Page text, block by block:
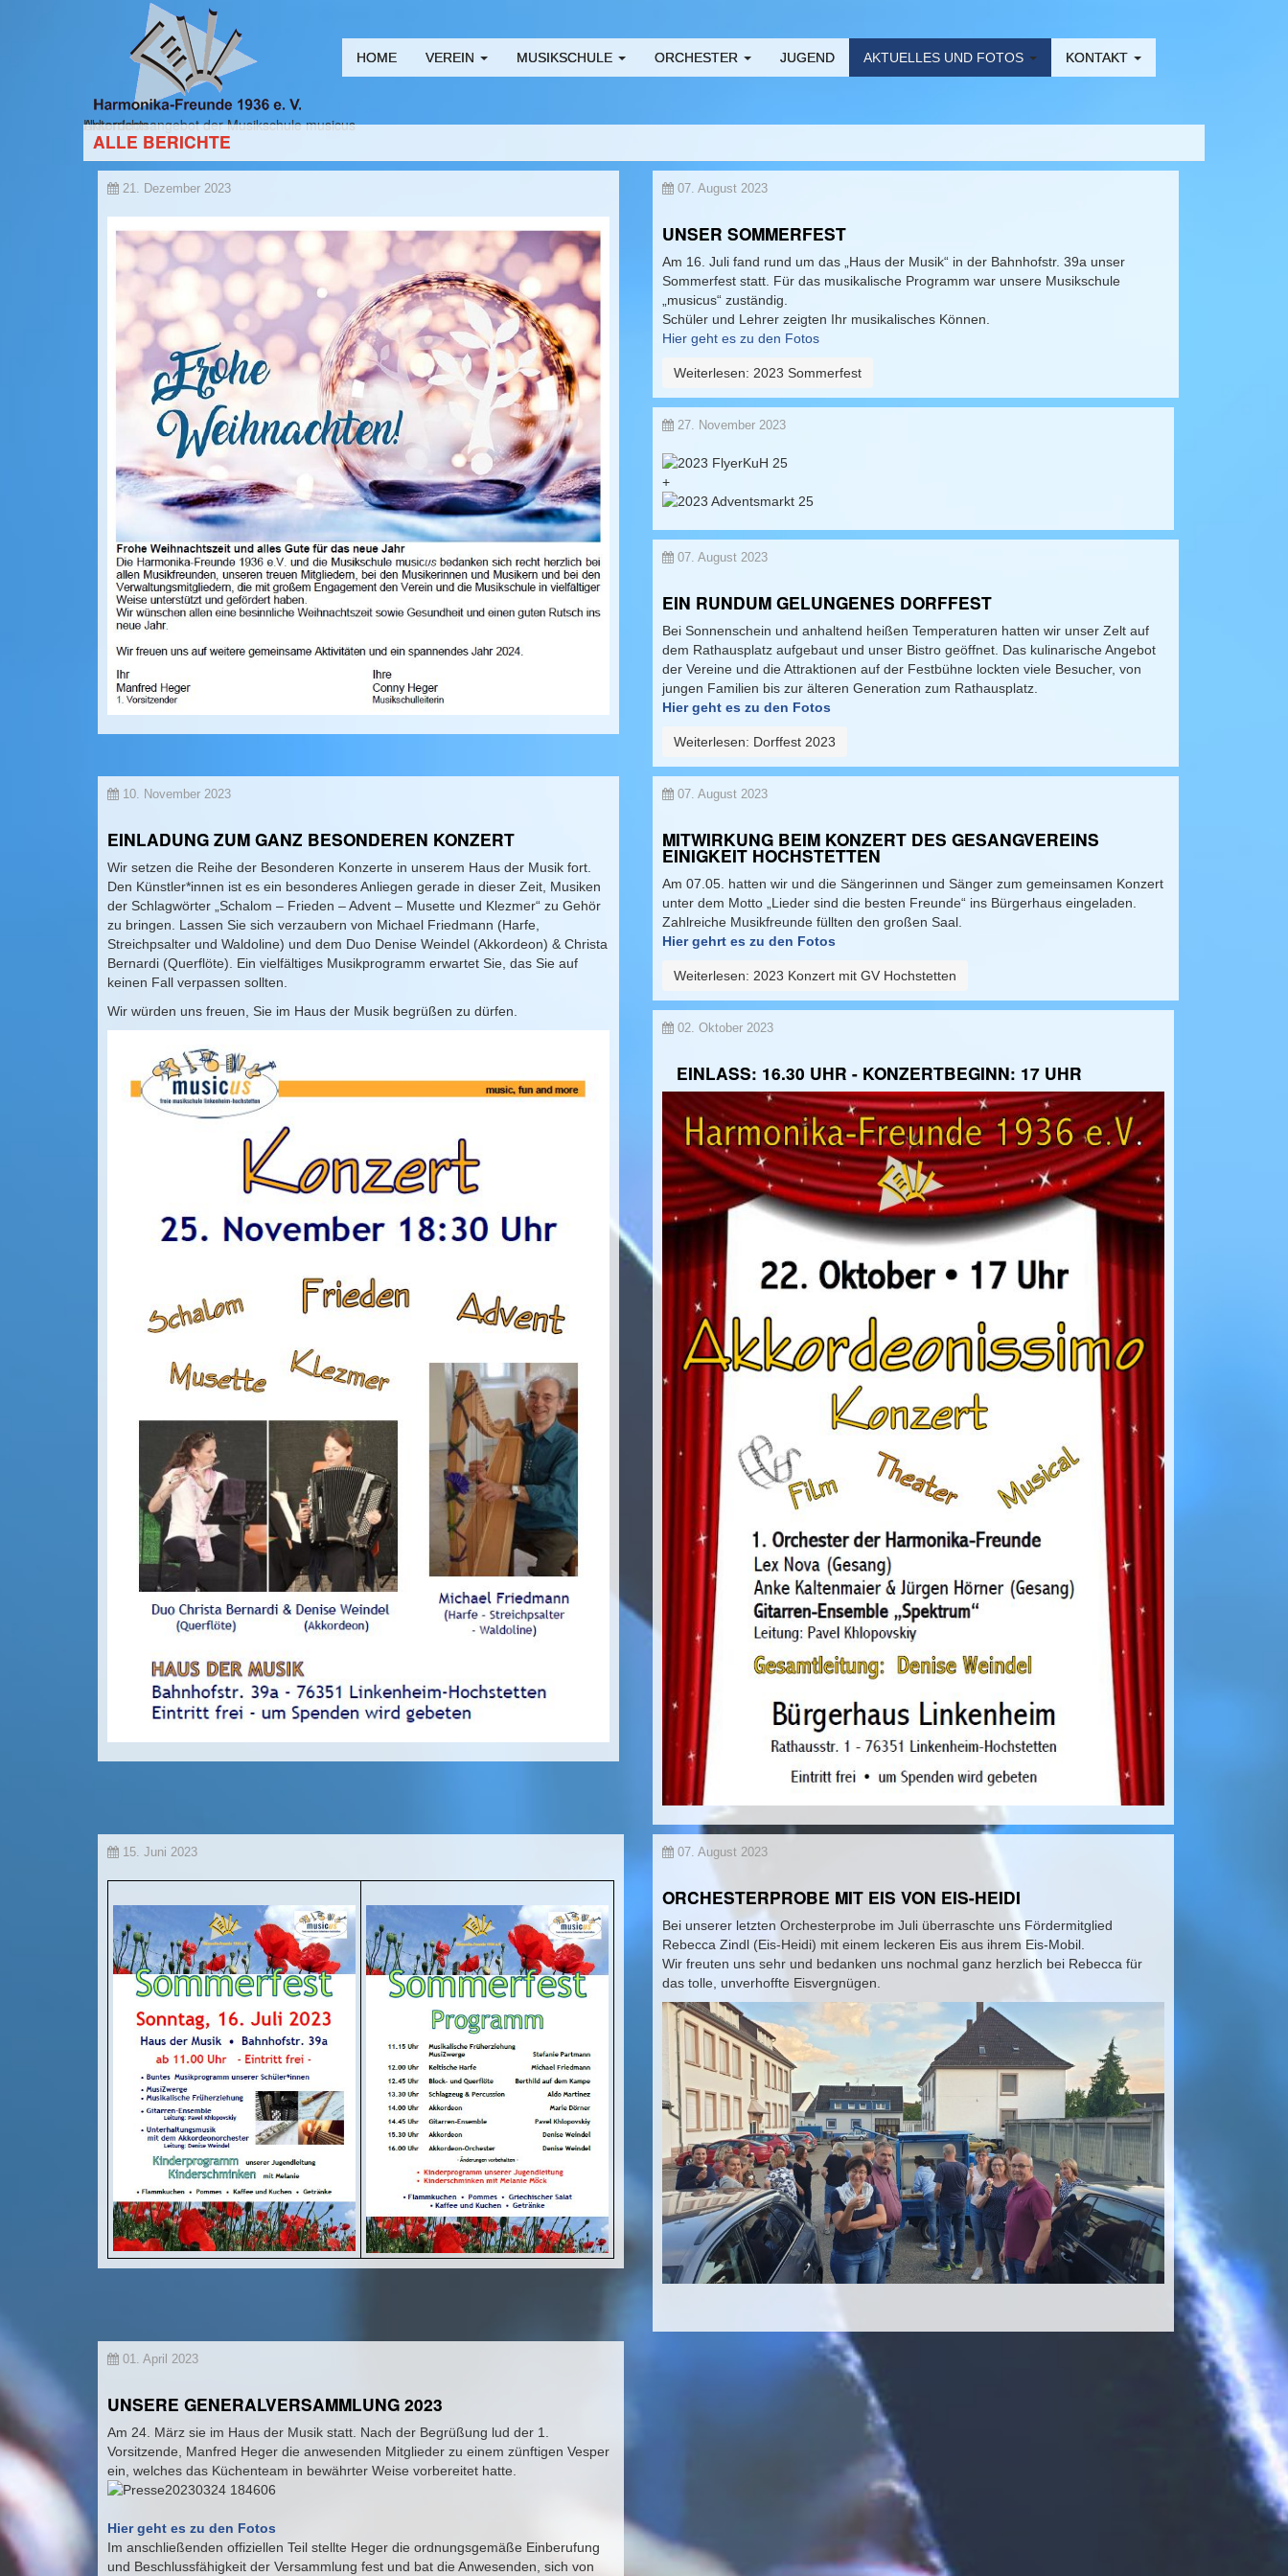
HOME VEREIN MUSIKSCHULE ORCHESTER JUGEND AKTUELLES UND FOTOS KONTAKT
Unterrichtsangebot der Musikschule musicus
Akkordeon
ALLE BERICHTE
21. Dezember 2023 07. August 2023
UNSER SOMMERFEST
Am 16. Juli fand rund um das „Haus der Musik“ in der Bahnhofstr. 39a unser
Sommerfest statt. Für das musikalische Programm war unsere Musikschule
„musicus“ zuständig.
Schüler und Lehrer zeigten Ihr musikalisches Können.
Hier geht es zu den Fotos
Weiterlesen: 2023 Sommerfest
27. November 2023
+
07. August 2023
EIN RUNDUM GELUNGENES DORFFEST
Bei Sonnenschein und anhaltend heißen Temperaturen hatten wir unser Zelt auf
dem Rathausplatz aufgebaut und unser Bistro geöffnet. Das kulinarische Angebot
der Vereine und die Attraktionen auf der Festbühne lockten viele Besucher, von
jungen Familien bis zur älteren Generation zum Rathausplatz.
Hier geht es zu den Fotos
Weiterlesen: Dorffest 2023
10. November 2023
EINLADUNG ZUM GANZ BESONDEREN KONZERT
Wir setzen die Reihe der Besonderen Konzerte in unserem Haus der Musik fort.
Den Künstler*innen ist es ein besonderes Anliegen gerade in dieser Zeit, Musiken
der Schlagwörter „Schalom – Frieden – Advent – Musette und Klezmer“ zu Gehör
zu bringen. Lassen Sie sich verzaubern von Michael Friedmann (Harfe,
Streichpsalter und Waldoline) und dem Duo Denise Weindel (Akkordeon) & Christa
Bernardi (Querflöte). Ein vielfältiges Musikprogramm erwartet Sie, das Sie auf
keinen Fall verpassen sollten.
Wir würden uns freuen, Sie im Haus der Musik begrüßen zu dürfen.
07. August 2023
MITWIRKUNG BEIM KONZERT DES GESANGVEREINS
EINIGKEIT HOCHSTETTEN
Am 07.05. hatten wir und die Sängerinnen und Sänger zum gemeinsamen Konzert
unter dem Motto „Lieder sind die besten Freunde“ ins Bürgerhaus eingeladen.
Zahlreiche Musikfreunde füllten den großen Saal.
Hier gehrt es zu den Fotos
Weiterlesen: 2023 Konzert mit GV Hochstetten
02. Oktober 2023
EINLASS: 16.30 UHR - KONZERTBEGINN: 17 UHR
15. Juni 2023 07. August 2023
ORCHESTERPROBE MIT EIS VON EIS-HEIDI
Bei unserer letzten Orchesterprobe im Juli überraschte uns Fördermitglied
Rebecca Zindl (Eis-Heidi) mit einem leckeren Eis aus ihrem Eis-Mobil.
Wir freuten uns sehr und bedanken uns nochmal ganz herzlich bei Rebecca für
das tolle, unverhoffte Eisvergnügen.
01. April 2023
UNSERE GENERALVERSAMMLUNG 2023
Am 24. März sie im Haus der Musik statt. Nach der Begrüßung lud der 1.
Vorsitzende, Manfred Heger die anwesenden Mitglieder zu einem zünftigen Vesper
ein, welches das Küchenteam in bewährter Weise vorbereitet hatte.
Hier geht es zu den Fotos
Im anschließenden offiziellen Teil stellte Heger die ordnungsgemäße Einberufung
und Beschlussfähigkeit der Versammlung fest und bat die Anwesenden, sich von